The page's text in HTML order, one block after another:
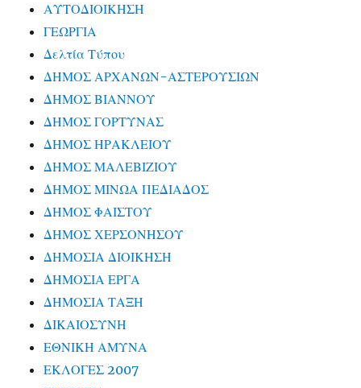
ΑΥΤΟΔΙΟΙΚΗΣΗ
ΓΕΩΡΓΙΑ
Δελτία Τύπου
ΔΗΜΟΣ ΑΡΧΑΝΩΝ-ΑΣΤΕΡΟΥΣΙΩΝ
ΔΗΜΟΣ ΒΙΑΝΝΟΥ
ΔΗΜΟΣ ΓΟΡΤΥΝΑΣ
ΔΗΜΟΣ ΗΡΑΚΛΕΙΟΥ
ΔΗΜΟΣ ΜΑΛΕΒΙΖΙΟΥ
ΔΗΜΟΣ ΜΙΝΩΑ ΠΕΔΙΑΔΟΣ
ΔΗΜΟΣ ΦΑΙΣΤΟΥ
ΔΗΜΟΣ ΧΕΡΣΟΝΗΣΟΥ
ΔΗΜΟΣΙΑ ΔΙΟΙΚΗΣΗ
ΔΗΜΟΣΙΑ ΕΡΓΑ
ΔΗΜΟΣΙΑ ΤΑΞΗ
ΔΙΚΑΙΟΣΥΝΗ
ΕΘΝΙΚΗ ΑΜΥΝΑ
ΕΚΛΟΓΕΣ 2007